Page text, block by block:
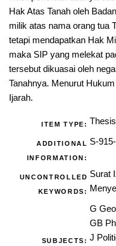
Hak Atas Tanah oleh
milik atas nama orang tua
tetapi mendapatkan Hak
maka SIP yang melekat
tersebut dikuasai oleh
Tanahnya. Menurut
Ijarah.
ITEM TYPE:
ADDITIONAL
INFORMATION:
S-
UNCONTROLLED
KEYWORDS:
Surat
SUBJECTS:
G
GB
J